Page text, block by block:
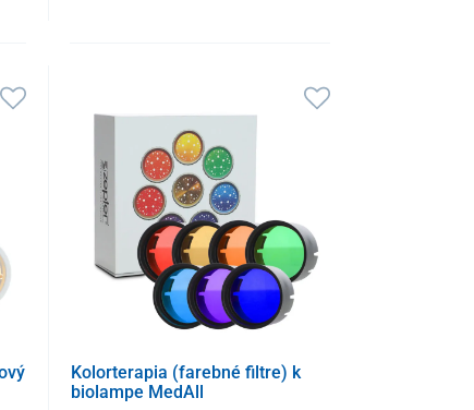
Kolorterapia (farebné filtre) k
biolampe MedAll